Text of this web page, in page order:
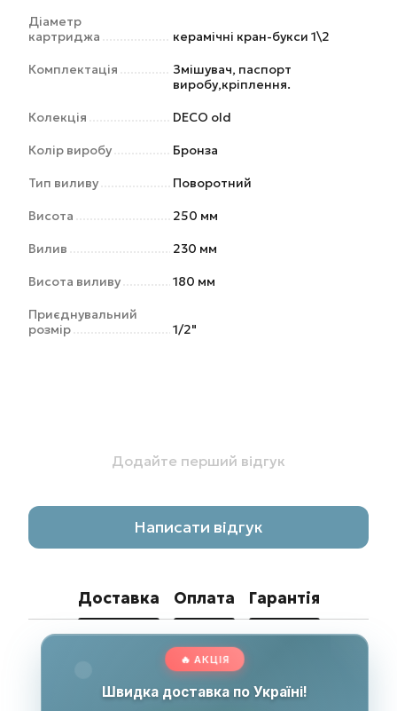
Діаметр
картриджа
керамічні кран-букси 1\2
Комплектація
Змішувач, паспорт
виробу,кріплення.
Колекція DECO old
Колір виробу Бронза
Тип виливу Поворотний
Висота 250 мм
Вилив 230 мм
Висота виливу 180 мм
Приєднувальний
розмір
1/2"
Додайте перший відгук
Написати відгук
Доставка Оплата Гарантія
🔥 АКЦІЯ
Швидка доставка по Україні!